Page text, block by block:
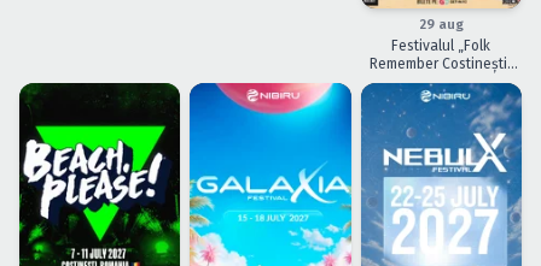
29 aug
Festivalul „Folk
Remember Costinești”
2026